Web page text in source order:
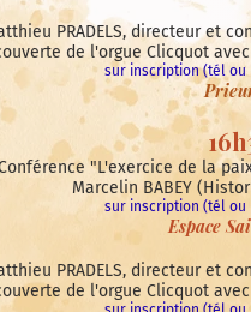
PRADELS, directeur et
de l'orgue Clicquot
sur inscription (tél ou
"L'exercice de la
Marcelin BABEY
sur inscription (tél ou
Espace
PRADELS, directeur et
de l'orgue Clicquot